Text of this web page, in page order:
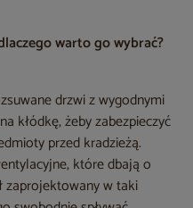
warto go wybrać?
drzwi z wygodnymi
kłódkę, żeby zabezpieczyć
przed kradzieżą.
które dbają o
zaprojektowany w taki